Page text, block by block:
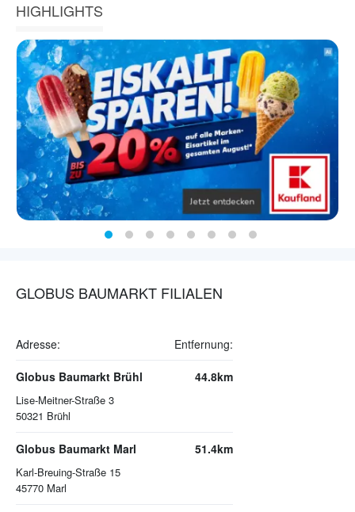
HIGHLIGHTS
GLOBUS BAUMARKT FILIALEN
Adresse: Entfernung:
Globus Baumarkt Brühl
Lise-Meitner-Straße 3
50321 Brühl
44.8km
Globus Baumarkt Marl
Karl-Breuing-Straße 15
45770 Marl
51.4km